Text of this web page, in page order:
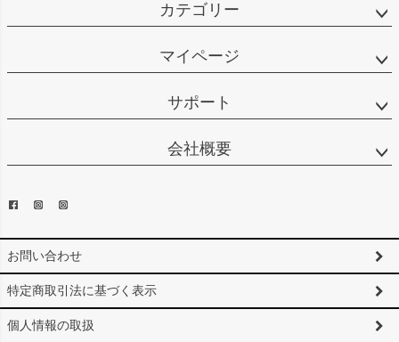
カテゴリー
マイページ
サポート
会社概要
お問い合わせ
特定商取引法に基づく表示
個人情報の取扱